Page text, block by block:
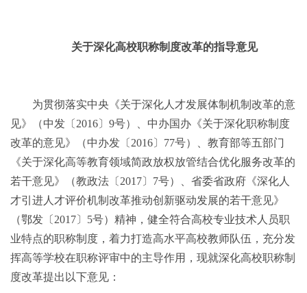
关于深化高校职称制度改革的指导意见
为贯彻落实中央《关于深化人才发展体制机制改革的意
见》（中发〔2016〕9号）、中办国办《关于深化职称制度
改革的意见》（中办发〔2016〕77号）、教育部等五部门
《关于深化高等教育领域简政放权放管结合优化服务改革的
若干意见》（教政法〔2017〕7号）、省委省政府《深化人
才引进人才评价机制改革推动创新驱动发展的若干意见》
（鄂发〔2017〕5号）精神，健全符合高校专业技术人员职
业特点的职称制度，着力打造高水平高校教师队伍，充分发
挥高等学校在职称评审中的主导作用，现就深化高校职称制
度改革提出以下意见：